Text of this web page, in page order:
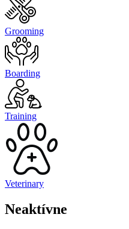
Grooming
Boarding
Training
Veterinary
Neaktívne